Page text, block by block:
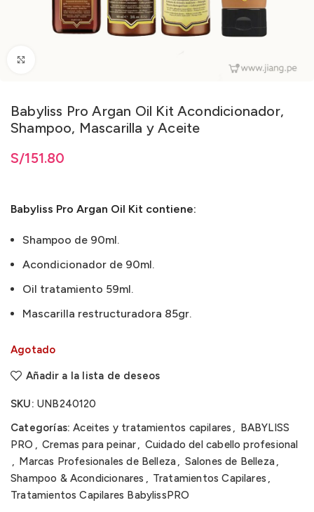
Babyliss Pro Argan Oil Kit Acondicionador,
Shampoo, Mascarilla y Aceite
S/151.80
Babyliss Pro Argan Oil Kit contiene:
Shampoo de 90ml.
Acondicionador de 90ml.
Oil tratamiento 59ml.
Mascarilla restructuradora 85gr.
Agotado
Añadir a la lista de deseos
SKU: UNB240120
Categorías: Aceites y tratamientos capilares , BABYLISS
PRO , Cremas para peinar, Cuidado del cabello profesional
, Marcas Profesionales de Belleza, Salones de Belleza,
Shampoo & Acondicionares , Tratamientos Capilares ,
Tratamientos Capilares BabylissPRO